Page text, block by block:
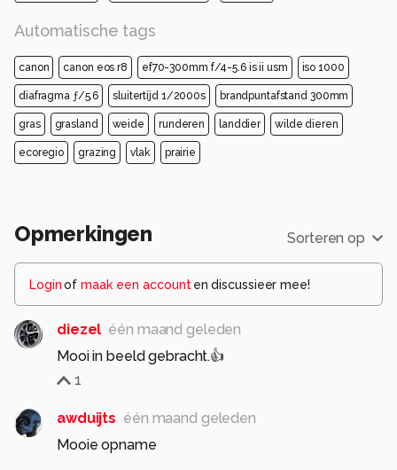
Automatische tags
canon canon eos r8 ef70-300mm f/4-5.6 is ii usm iso 1000
diafragma ƒ/5.6 sluitertijd 1/2000s brandpuntafstand 300mm
gras grasland weide runderen landdier wilde dieren
ecoregio grazing vlak prairie
Opmerkingen Sorteren op
Loginof maak een account en discussieer mee!
diezel één maand geleden
Mooi in beeld gebracht.👍
1
awduijts één maand geleden
Mooie opname